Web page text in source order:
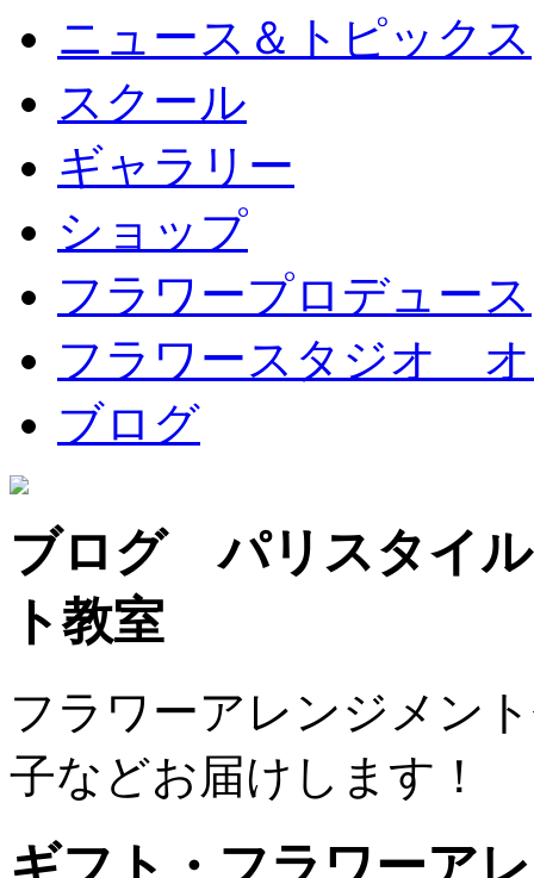
ニュース＆トピックス
スクール
ギャラリー
ショップ
フラワープロデュース
フラワースタジオ
ブログ
ブログ パリスタイ
ト教室
フラワーアレンジメン
子などお届けします！
ギフト・フラワーア